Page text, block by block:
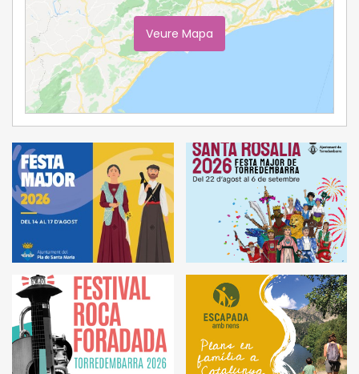
Veure Mapa